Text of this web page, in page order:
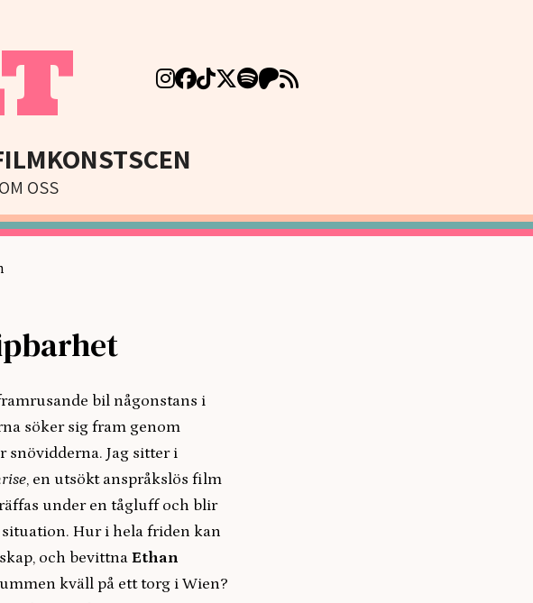
KONSTSCEN
OM OSS
bil någonstans i
söker sig fram genom
Jag sitter i
, en utsökt anspråkslös film
under en tågluff och blir
situation. Hur i hela friden kan
och bevittna Ethan
kväll på ett torg i Wien?